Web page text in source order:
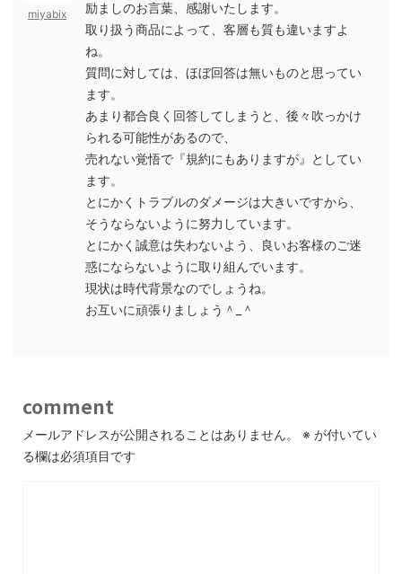
miyabix
励ましのお言葉、感謝いたします。
取り扱う商品によって、客層も質も違いますよ
ね。
質問に対しては、ほぼ回答は無いものと思ってい
ます。
あまり都合良く回答してしまうと、後々吹っかけ
られる可能性があるので、
売れない覚悟で『規約にもありますが』としてい
ます。
とにかくトラブルのダメージは大きいですから、
そうならないように努力しています。
とにかく誠意は失わないよう、良いお客様のご迷
惑にならないように取り組んでいます。
現状は時代背景なのでしょうね。
お互いに頑張りましょう＾_＾
comment
メールアドレスが公開されることはありません。 ※ が付いてい
る欄は必須項目です